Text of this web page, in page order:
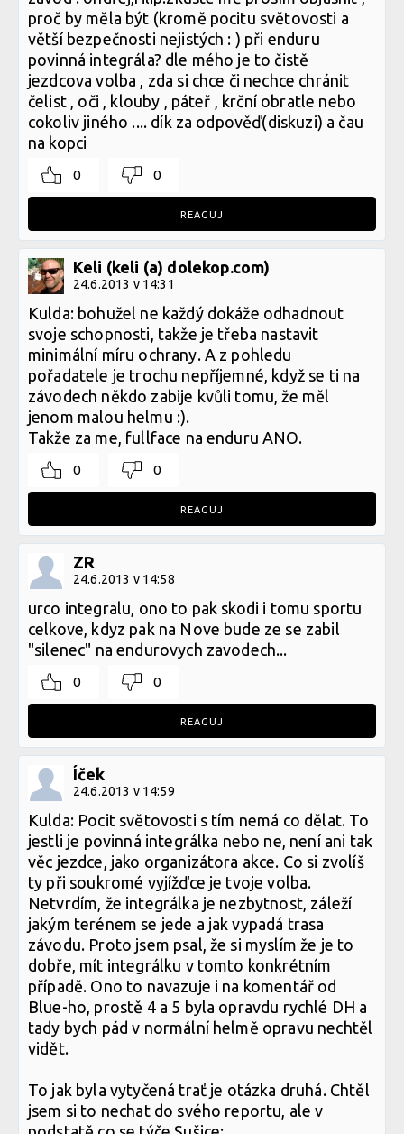
proč by měla být (kromě pocitu světovosti a
větší bezpečnosti nejistých : ) při enduru
povinná integrála? dle mého je to čistě
jezdcova volba , zda si chce či nechce chránit
čelist , oči , klouby , páteř , krční obratle nebo
cokoliv jiného .... dík za odpověď(diskuzi) a čau
na kopci
0 0
REAGUJ
Keli (keli (a) dolekop.com)
24.6.2013 v 14:31
Kulda: bohužel ne každý dokáže odhadnout
svoje schopnosti, takže je třeba nastavit
minimální míru ochrany. A z pohledu
pořadatele je trochu nepříjemné, když se ti na
závodech někdo zabije kvůli tomu, že měl
jenom malou helmu :).
Takže za me, fullface na enduru ANO.
0 0
REAGUJ
ZR
24.6.2013 v 14:58
urco integralu, ono to pak skodi i tomu sportu
celkove, kdyz pak na Nove bude ze se zabil
"silenec" na endurovych zavodech...
0 0
REAGUJ
Íček
24.6.2013 v 14:59
Kulda: Pocit světovosti s tím nemá co dělat. To
jestli je povinná integrálka nebo ne, není ani tak
věc jezdce, jako organizátora akce. Co si zvolíš
ty při soukromé vyjížďce je tvoje volba.
Netvrdím, že integrálka je nezbytnost, záleží
jakým terénem se jede a jak vypadá trasa
závodu. Proto jsem psal, že si myslím že je to
dobře, mít integrálku v tomto konkrétním
případě. Ono to navazuje i na komentář od
Blue-ho, prostě 4 a 5 byla opravdu rychlé DH a
tady bych pád v normální helmě opravu nechtěl
vidět.
To jak byla vytyčená trať je otázka druhá. Chtěl
jsem si to nechat do svého reportu, ale v